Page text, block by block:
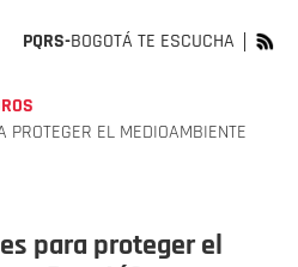
PQRS-BOGOTÁ TE ESCUCHA
EL MEDIOAMBIENTE
para proteger el